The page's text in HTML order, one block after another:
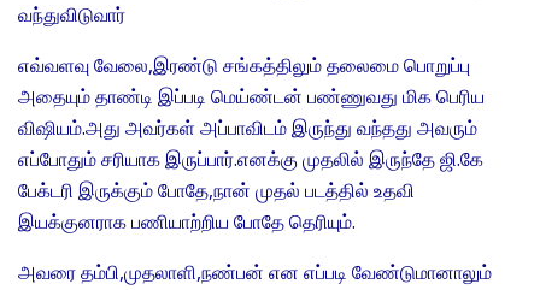
வந்துவிடுவார்
எவ்வளவு வேலை,இரண்டு சங்கத்திலும் தலைமை பொறுப்பு
அதையும் தாண்டி இப்படி மெய்ண்டன் பண்ணுவது மிக பெரிய
விஷியம்.அது அவர்கள் அப்பாவிடம் இருந்து வந்தது அவரும்
எப்போதும் சரியாக இருப்பார்.எனக்கு முதலில் இருந்தே ஜி.கே
பேக்டரி இருக்கும் போதே,நான் முதல் படத்தில் உதவி
இயக்குனராக பணியாற்றிய போதே தெரியும்.
அவரை தம்பி,முதலாளி,நண்பன் என எப்படி வேண்டுமானாலும்